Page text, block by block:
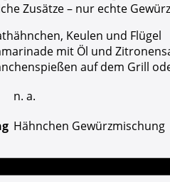
Zusätze – nur echte
Keulen und Flügel
mit Öl und
auf dem Grill
n. a.
Hähnchen Gewürzmischung